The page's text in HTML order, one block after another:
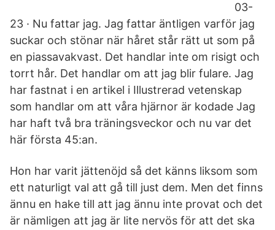
03-
23 · Nu fattar jag. Jag fattar äntligen varför jag
suckar och stönar när håret står rätt ut som på
en piassavakvast. Det handlar inte om risigt och
torrt hår. Det handlar om att jag blir fulare. Jag
har fastnat i en artikel i Illustrerad vetenskap
som handlar om att våra hjärnor är kodade Jag
har haft två bra träningsveckor och nu var det
här första 45:an.
Hon har varit jättenöjd så det känns liksom som
ett naturligt val att gå till just dem. Men det finns
ännu en hake till att jag ännu inte provat och det
är nämligen att jag är lite nervös för att det ska